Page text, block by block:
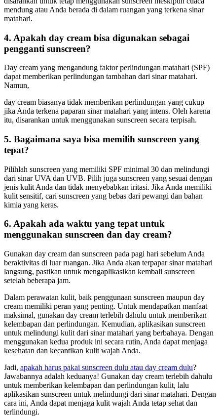
mendung atau Anda berada di dalam ruangan yang terkena sinar
matahari.
4. Apakah day cream bisa digunakan sebagai
pengganti sunscreen?
Day cream yang mengandung faktor perlindungan matahari (SPF)
dapat memberikan perlindungan tambahan dari sinar matahari.
Namun,
day cream biasanya tidak memberikan perlindungan yang cukup
jika Anda terkena paparan sinar matahari yang intens. Oleh karena
itu, disarankan untuk menggunakan sunscreen secara terpisah.
5. Bagaimana saya bisa memilih sunscreen yang
tepat?
Pilihlah sunscreen yang memiliki SPF minimal 30 dan melindungi
dari sinar UVA dan UVB. Pilih juga sunscreen yang sesuai dengan
jenis kulit Anda dan tidak menyebabkan iritasi. Jika Anda memiliki
kulit sensitif, cari sunscreen yang bebas dari pewangi dan bahan
kimia yang keras.
6. Apakah ada waktu yang tepat untuk
menggunakan sunscreen dan day cream?
Gunakan day cream dan sunscreen pada pagi hari sebelum Anda
beraktivitas di luar ruangan. Jika Anda akan terpapar sinar matahari
langsung, pastikan untuk mengaplikasikan kembali sunscreen
setelah beberapa jam.
Dalam perawatan kulit, baik penggunaan sunscreen maupun day
cream memiliki peran yang penting. Untuk mendapatkan manfaat
maksimal, gunakan day cream terlebih dahulu untuk memberikan
kelembapan dan perlindungan. Kemudian, aplikasikan sunscreen
untuk melindungi kulit dari sinar matahari yang berbahaya. Dengan
menggunakan kedua produk ini secara rutin, Anda dapat menjaga
kesehatan dan kecantikan kulit wajah Anda.
Jadi, apakah harus pakai sunscreen dulu atau day cream dulu?
Jawabannya adalah keduanya! Gunakan day cream terlebih dahulu
untuk memberikan kelembapan dan perlindungan kulit, lalu
aplikasikan sunscreen untuk melindungi dari sinar matahari. Dengan
cara ini, Anda dapat menjaga kulit wajah Anda tetap sehat dan
terlindungi.